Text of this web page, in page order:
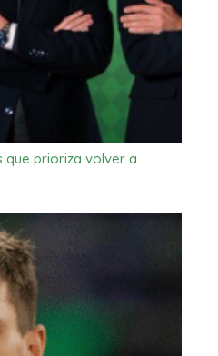
que prioriza volver a